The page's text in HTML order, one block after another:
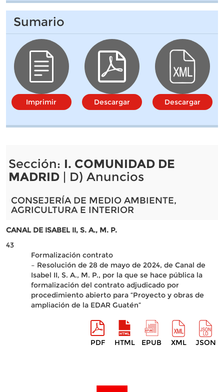
Sumario
Imprimir Descargar Descargar
Sección: I. COMUNIDAD DE
MADRID| D) Anuncios
CONSEJERÍA DE MEDIO AMBIENTE,
AGRICULTURA E INTERIOR
CANAL DE ISABEL II, S. A., M. P.
43
Formalización contrato
– Resolución de 28 de mayo de 2024, de Canal de
Isabel II, S. A., M. P., por la que se hace pública la
formalización del contrato adjudicado por
procedimiento abierto para “Proyecto y obras de
ampliación de la EDAR Guatén”
PDF HTML EPUB XML JSON